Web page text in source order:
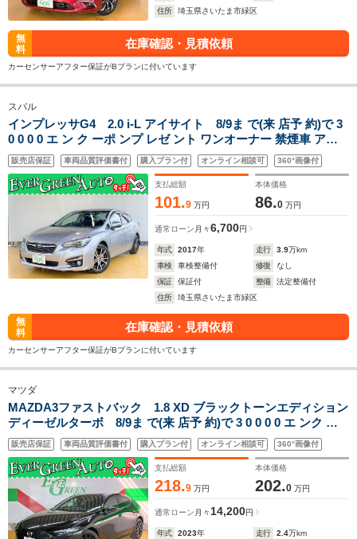
住所
埼玉県さいたま市緑区
無
料
在庫確認・見積依頼
カーセンサーアフター保証がBプランに付いています
スバル
インプレッサG4 2.0 i-L アイサイト 8/9ま で(来 店予 約)で 3
0 0 0 0 エ ン ク ーポ ンプ レゼ ント ワンオーナー 禁煙車 アイ
サイトVer3 アダプティブヘッドライト ブラインドスポットモ
ニター アダプティブクルコン 純正メモリナビ Bluetooth
販売店保証 車両品質評価書付 購入プラン付 オンライン相談可 360°画像付
支払総額
101.9 万円
本体価格
86.0 万円
通常ローン 月々6,700円
年式 2017年 走行 3.9万km
車検
車検整備付 修復
なし
保証
保証付 整備
法定整備付
住所
埼玉県さいたま市緑区
無
料
在庫確認・見積依頼
カーセンサーアフター保証がBプランに付いています
マツダ
MAZDA3ファストバック 1.8 XD ブラックトーンエディション
ディーゼルターボ 8/9ま で(来 店予 約)で 3 0 0 0 0 エ ンク ー
ポ ンプ レゼ ント 禁煙車 純正SDナビ 衝突軽減ブレーキ 全周囲
モニター コーナーセンサー 車線逸脱警報 ブラインドスポット
モニター アドバンストキー ETC
販売店保証 車両品質評価書付 購入プラン付 オンライン相談可 360°画像付
支払総額
218.9 万円
本体価格
202.0 万円
通常ローン 月々 14,200円
年式 2023年 走行 2.4万km